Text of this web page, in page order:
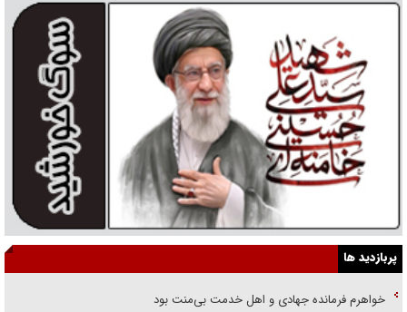
پربازدید ها
خواهرم فرمانده جهادی و اهل خدمت بی‌منت بود